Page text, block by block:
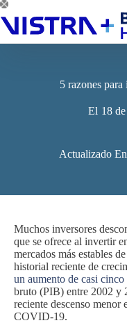
Saltar
al
contenido
5 razones
El 18
Actualizado En
Muchos inversores
que se ofrece al invertir
mercados más estables
historial reciente de
un aumento de casi cinco
bruto (PIB) entre 2002 y
reciente descenso menor
COVID-19.